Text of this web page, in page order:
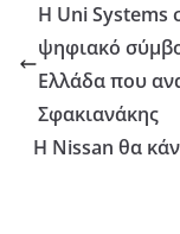
Η Uni Systems
ψηφιακό
Ελλάδα που
Σφακιανάκης
Η Nissan θα